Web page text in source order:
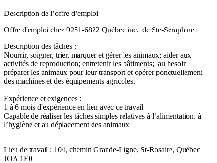
Description de l’offre d’emploi
Offre d'emploi chez 9251-6822 Québec inc. de Ste-Séraphine
Description des tâches :
Nourrir, soigner, trier, marquer et gérer les animaux; aider aux
activités de reproduction; entretenir les bâtiments; au besoin
préparer les animaux pour leur transport et opérer ponctuellement
des machines et des équipements agricoles.
Expérience et exigences :
1 à 6 mois d'expérience en lien avec ce travail
Capable de réaliser les tâches simples relatives à l’alimentation, à
l’hygiène et au déplacement des animaux
Lieu de travail : 104, chemin Grande-Ligne, St-Rosaire, Québec,
JOA 1E0